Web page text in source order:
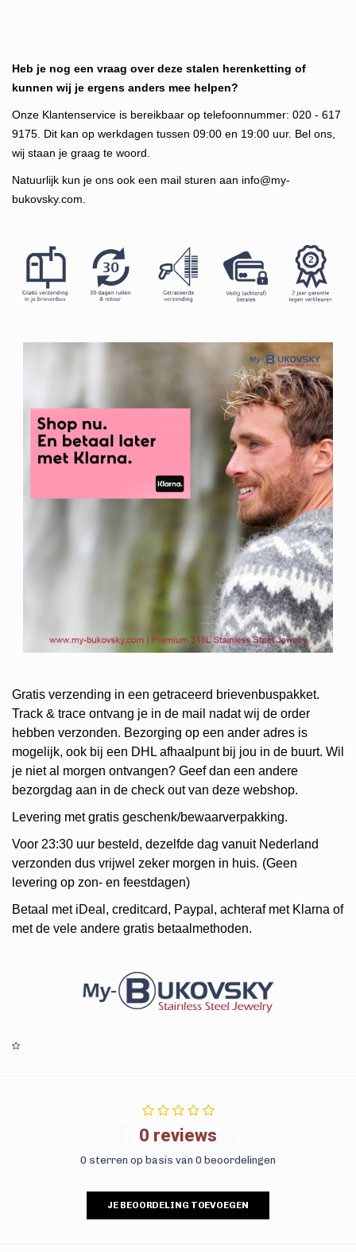
Heb je nog een vraag over deze stalen herenketting of
kunnen wij je ergens anders mee helpen?
Onze Klantenservice is bereikbaar op telefoonnummer: 020 - 617
9175. Dit kan op werkdagen tussen 09:00 en 19:00 uur. Bel ons,
wij staan je graag te woord.
Natuurlijk kun je ons ook een mail sturen aan info@my-
bukovsky.com
Gratis verzending in een getraceerd brievenbuspakket.
Track & trace ontvang je in de mail nadat wij de order
hebben verzonden. Bezorging op een ander adres is
mogelijk, ook bij een DHL afhaalpunt bij jou in de buurt. Wil
je niet al morgen ontvangen? Geef dan een andere
bezorgdag aan in de check out van deze webshop.
Levering met gratis geschenk/bewaarverpakking.
Voor 23:30 uur besteld, dezelfde dag vanuit Nederland
verzonden dus vrijwel zeker morgen in huis. (Geen
levering op zon- en feestdagen)
Betaal met iDeal, creditcard, Paypal, achteraf met Klarna of
met de vele andere gratis betaalmethoden.
0 reviews
0 reviews
0 sterren op basis van 0 beoordelingen
JE BEOORDELING TOEVOEGEN